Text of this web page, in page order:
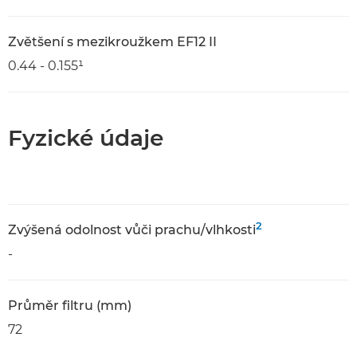
Zvětšení s mezikroužkem EF12 II
0.44 - 0.155¹
Fyzické údaje
Zvýšená odolnost vůči prachu/vlhkosti2
-
Průměr filtru (mm)
72